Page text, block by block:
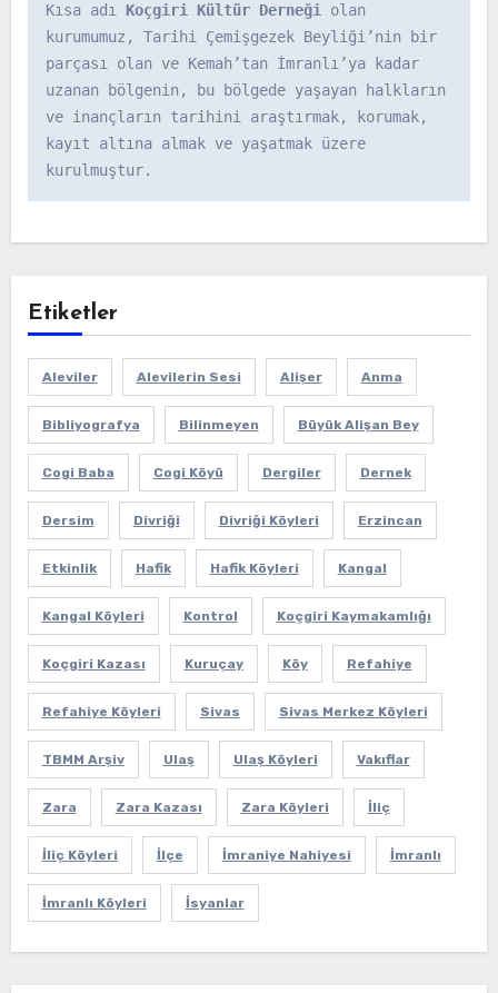
Kısa adı Koçgiri Kültür Derneği olan
kurumumuz, Tarihi Çemişgezek Beyliği’nin bir
parçası olan ve Kemah’tan İmranlı’ya kadar
uzanan bölgenin, bu bölgede yaşayan halkların
ve inançların tarihini araştırmak, korumak,
kayıt altına almak ve yaşatmak üzere
kurulmuştur.
Etiketler
Aleviler Alevilerin Sesi Alişer Anma
Bibliyografya Bilinmeyen Büyük Alişan Bey
Cogi Baba Cogi Köyü Dergiler Dernek
Dersim Divriği Divriği Köyleri Erzincan
Etkinlik Hafik Hafik Köyleri Kangal
Kangal Köyleri Kontrol Koçgiri Kaymakamlığı
Koçgiri Kazası Kuruçay Köy Refahiye
Refahiye Köyleri Sivas Sivas Merkez Köyleri
TBMM Arşiv Ulaş Ulaş Köyleri Vakıflar
Zara Zara Kazası Zara Köyleri İliç
İliç Köyleri İlçe İmraniye Nahiyesi İmranlı
İmranlı Köyleri İsyanlar